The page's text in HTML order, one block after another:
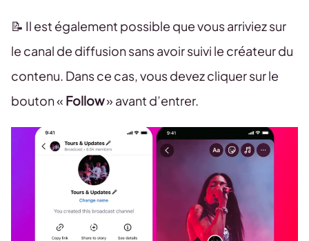
📝 Il est également possible que vous arriviez sur
le canal de diffusion sans avoir suivi le créateur du
contenu. Dans ce cas, vous devez cliquer sur le
bouton « Follow» avant d’entrer.